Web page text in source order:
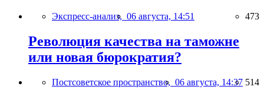
Экспресс-анализ, 06 августа, 14:51 473
Революция качества на таможне
или новая бюрократия?
Постсоветское пространство, 06 августа, 14:37 514